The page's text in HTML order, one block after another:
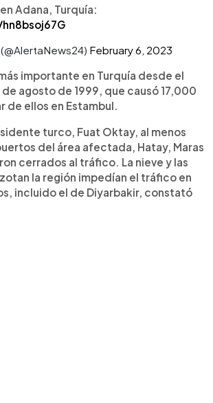
Adana, Turquía:
February 6, 2023
importante en Turquía desde el
agosto de 1999, que causó 17,000
de ellos en Estambul.
turco, Fuat Oktay, al menos
del área afectada, Hatay, Maras
cerrados al tráfico. La nieve y las
la región impedían el tráfico en
incluido el de Diyarbakir, constató